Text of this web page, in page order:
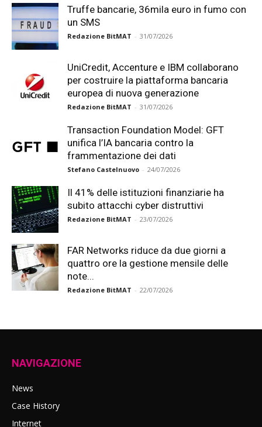
Truffe bancarie, 36mila euro in fumo con
un SMS
Redazione BitMAT - 31/07/2026
UniCredit, Accenture e IBM collaborano
per costruire la piattaforma bancaria
europea di nuova generazione
Redazione BitMAT - 31/07/2026
Transaction Foundation Model: GFT
unifica l’IA bancaria contro la
frammentazione dei dati
Stefano Castelnuovo - 24/07/2026
Il 41% delle istituzioni finanziarie ha
subito attacchi cyber distruttivi
Redazione BitMAT - 23/07/2026
FAR Networks riduce da due giorni a
quattro ore la gestione mensile delle
note...
Redazione BitMAT - 22/07/2026
NAVIGAZIONE
News
Case History
Internet